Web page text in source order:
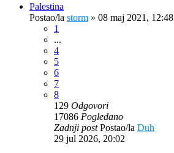
Palestina
Postao/la storm » 08 maj 2021, 12:48
1
...
4
5
6
7
8
129 Odgovori
17086 Pogledano
Zadnji postPostao/la Duh
29 jul 2026, 20:02